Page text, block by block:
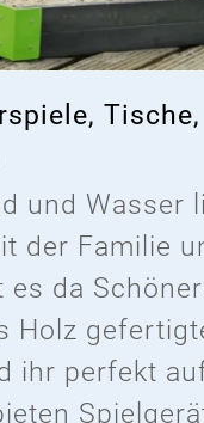
und Wasser
der Familie
es da
Holz
ihr perfekt